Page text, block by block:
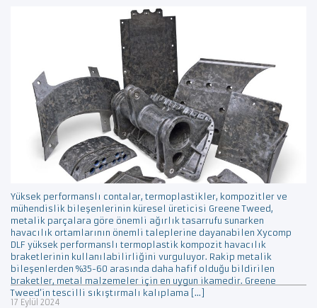
Yüksek performanslı contalar, termoplastikler, kompozitler ve
mühendislik bileşenlerinin küresel üreticisi Greene Tweed,
metalik parçalara göre önemli ağırlık tasarrufu sunarken
havacılık ortamlarının önemli taleplerine dayanabilen Xycomp
DLF yüksek performanslı termoplastik kompozit havacılık
braketlerinin kullanılabilirliğini vurguluyor. Rakip metalik
bileşenlerden %35-60 arasında daha hafif olduğu bildirilen
braketler, metal malzemeler için en uygun ikamedir. Greene
Tweed’in tescilli sıkıştırmalı kalıplama […]
17 Eylül 2024